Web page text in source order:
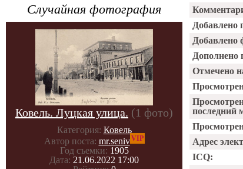
Случайная фотография
Ковель. Луцкая улица. (1 фото)
Категория: Ковель
Автор поста: mr.senivVIP
Год съемки: 1905
Дата: 21.06.2022 17:00
Добавлено
Добавлено
Дополнено
Отмечено
последний
Адрес
ICQ: